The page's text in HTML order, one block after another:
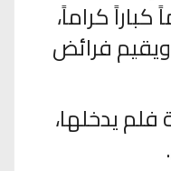
كراماً،
فرائض
فلم يدخلها،